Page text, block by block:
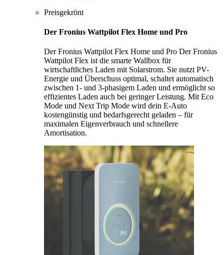
Preisgekrönt
Der Fronius Wattpilot Flex Home und Pro
Der Fronius Wattpilot Flex Home und Pro Der Fronius
Wattpilot Flex ist die smarte Wallbox für
wirtschaftliches Laden mit Solarstrom. Sie nutzt PV-
Energie und Überschuss optimal, schaltet automatisch
zwischen 1- und 3-phasigem Laden und ermöglicht so
effizientes Laden auch bei geringer Leistung. Mit Eco
Mode und Next Trip Mode wird dein E-Auto
kostengünstig und bedarfsgerecht geladen – für
maximalen Eigenverbrauch und schnellere
Amortisation.